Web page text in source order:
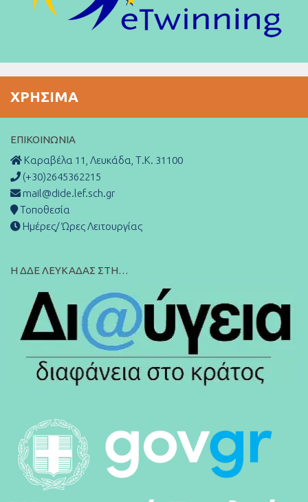
ΧΡΉΣΙΜΑ
ΕΠΙΚΟΙΝΩΝΊΑ
Καραβέλα 11, Λευκάδα, Τ.Κ. 31100
(+30)2645362215
mail@dide.lef.sch.gr
Τοποθεσία
Ημέρες/ Ώρες Λειτουργίας
Η ΔΔΕ ΛΕΥΚΑΔΑΣ ΣΤΗ…